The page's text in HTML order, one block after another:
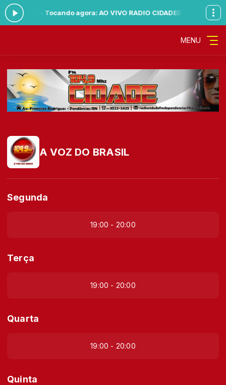
às 23:59 -Tocando agora: AO VIVO RADIO CIDADEBOA TARDE
MENU
A VOZ DO BRASIL
Segunda
19:00 - 20:00
Terça
19:00 - 20:00
Quarta
19:00 - 20:00
Quinta